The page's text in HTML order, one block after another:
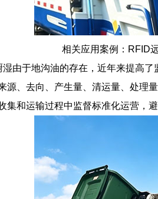
相关应用案例：RFID
湿由于地沟油的存在，近年来提高
源、去向、产生量、清运量、处理
集和运输过程中监督标准化运营，